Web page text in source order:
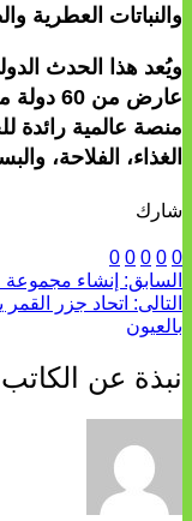
العطرية
عالمية رائدة
الفلاحة،
0
0
0
0
إنشاء مجموعة
اتحاد جزر القمر
عن الكاتب